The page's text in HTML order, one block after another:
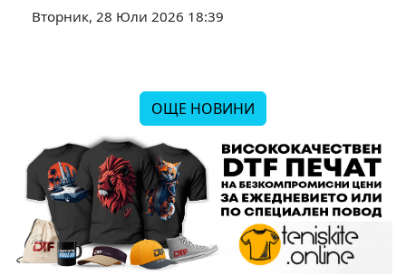
Вторник, 28 Юли 2026 18:39
ОЩЕ НОВИНИ